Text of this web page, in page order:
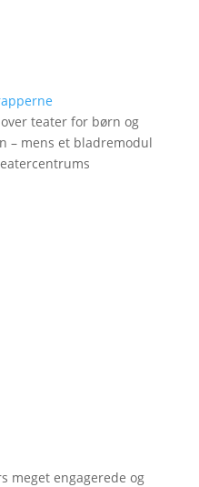
teater for børn og
– mens et bladremodul
meget engagerede og